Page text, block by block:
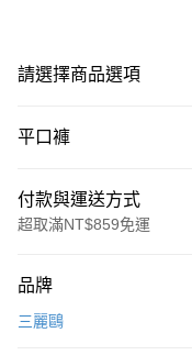
請選擇商品選項
平口褲
付款與運送方式
超取滿NT$859免運
信用卡一次付款
品牌
三麗鷗